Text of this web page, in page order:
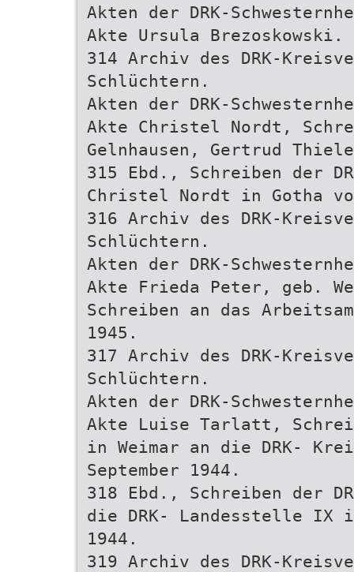
Akten der DRK-
Akte Ursula Brezoskowski.
314 Archiv des DRK-
Schlüchtern.
Akten der DRK-
Akte Christel Nordt,
Gelnhausen, Gertrud
315 Ebd., Schreiben der
Christel Nordt in Gotha
316 Archiv des DRK-
Schlüchtern.
Akten der DRK-
Akte Frieda Peter, geb.
Schreiben an das
1945.
317 Archiv des DRK-
Schlüchtern.
Akten der DRK-
Akte Luise Tarlatt,
in Weimar an die DRK-
September 1944.
318 Ebd., Schreiben der
die DRK- Landesstelle IX
1944.
319 Archiv des DRK-